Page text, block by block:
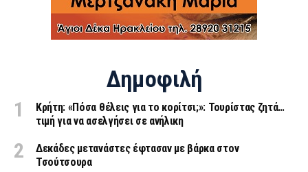
Δημοφιλή
Κρήτη: «Πόσα θέλεις για το κορίτσι;»: Τουρίστας ζητά…
τιμή για να ασελγήσει σε ανήλικη
Δεκάδες μετανάστες έφτασαν με βάρκα στον
Τσούτσουρα